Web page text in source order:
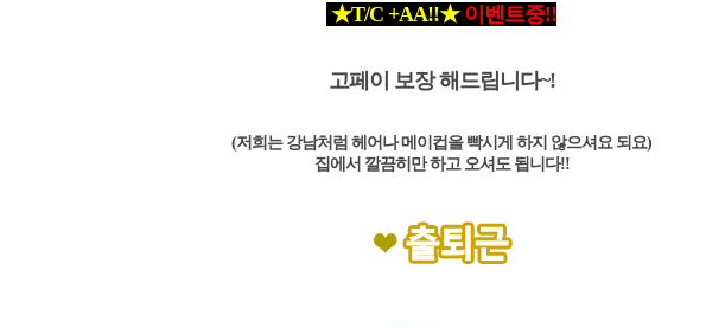
★T/C +AA!!★ 이벤트중!!
고페이 보장 해드립니다~!
(저희는 강남처럼 헤어나 메이컵을 빡시게 하지 않으셔요 되요)
집에서 깔끔히만 하고 오셔도 됩니다!!